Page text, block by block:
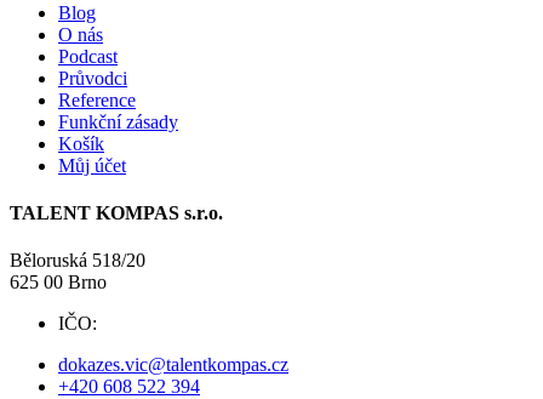
Blog
O nás
Podcast
Průvodci
Reference
Funkční zásady
Košík
Můj účet
TALENT KOMPAS s.r.o.
Běloruská 518/20
625 00 Brno
IČO:
dokazes.vic@talentkompas.cz
+420 608 522 394